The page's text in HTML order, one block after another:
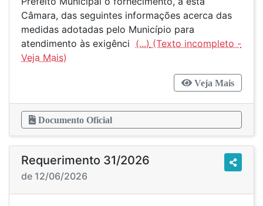
Câmara, das seguintes informações acerca das
medidas adotadas pelo Município para
atendimento às exigênci (...)
Veja Mais
Documento Oficial
Requerimento 31/2026
de 12/06/2026